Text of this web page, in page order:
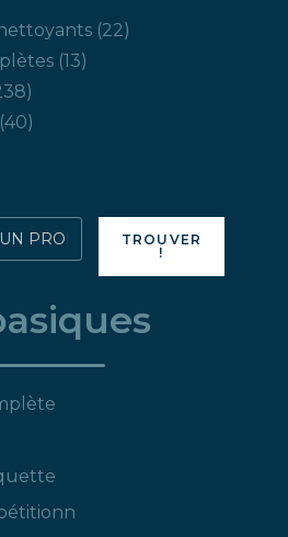
2222
1313
238
produits
4040
Rechercher
directement
produit
:
TROUVER
!